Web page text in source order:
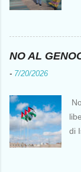
le
NO AL
- 7/20/2026
di